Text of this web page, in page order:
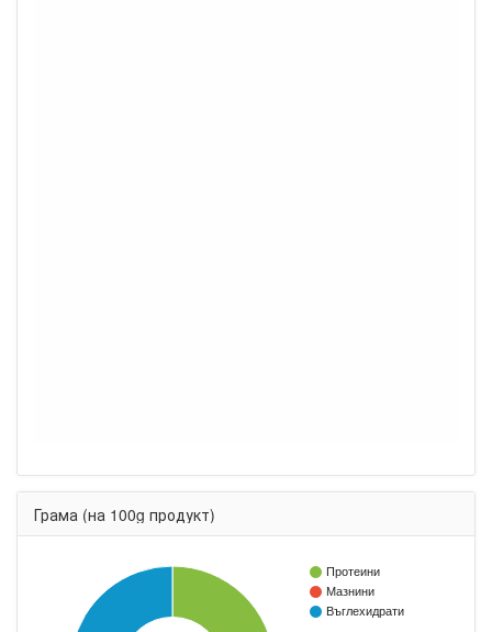
Грама (на 100g продукт)
Протеини
Мазнини
Въглехидрати